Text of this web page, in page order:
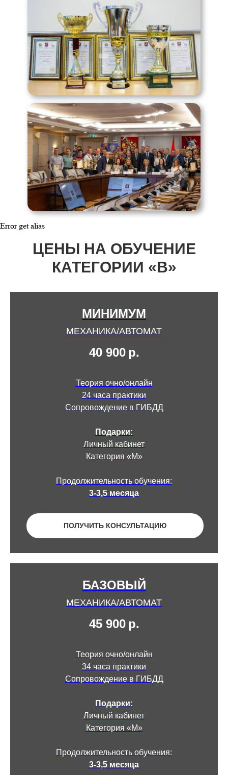
Error get alias
ЦЕНЫ НА ОБУЧЕНИЕ
КАТЕГОРИИ «В»
МИНИМУМ
МЕХАНИКА/АВТОМАТ
40 900 р.
Теория очно/онлайн
24 часа практики
Сопровождение в ГИБДД
Подарки:
Личный кабинет
Категория «М»
Продолжительность обучения:
3-3,5 месяца
ПОЛУЧИТЬ КОНСУЛЬТАЦИЮ
БАЗОВЫЙ
МЕХАНИКА/АВТОМАТ
45 900 р.
Теория очно/онлайн
34 часа практики
Сопровождение в ГИБДД
Подарки:
Личный кабинет
Категория «М»
Продолжительность обучения:
3-3,5 месяца